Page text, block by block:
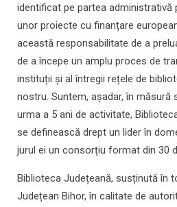
identificat pe partea administrativă
unor proiecte cu finanțare
această responsabilitate de a
de a începe un amplu proces de
instituții și al întregii rețele de
nostru. Suntem, așadar, în măsură
urma a 5 ani de activitate,
se definească drept un lider în
jurul ei un consorțiu format din 30
Biblioteca Județeană, susținută în
Județean Bihor, în calitate de